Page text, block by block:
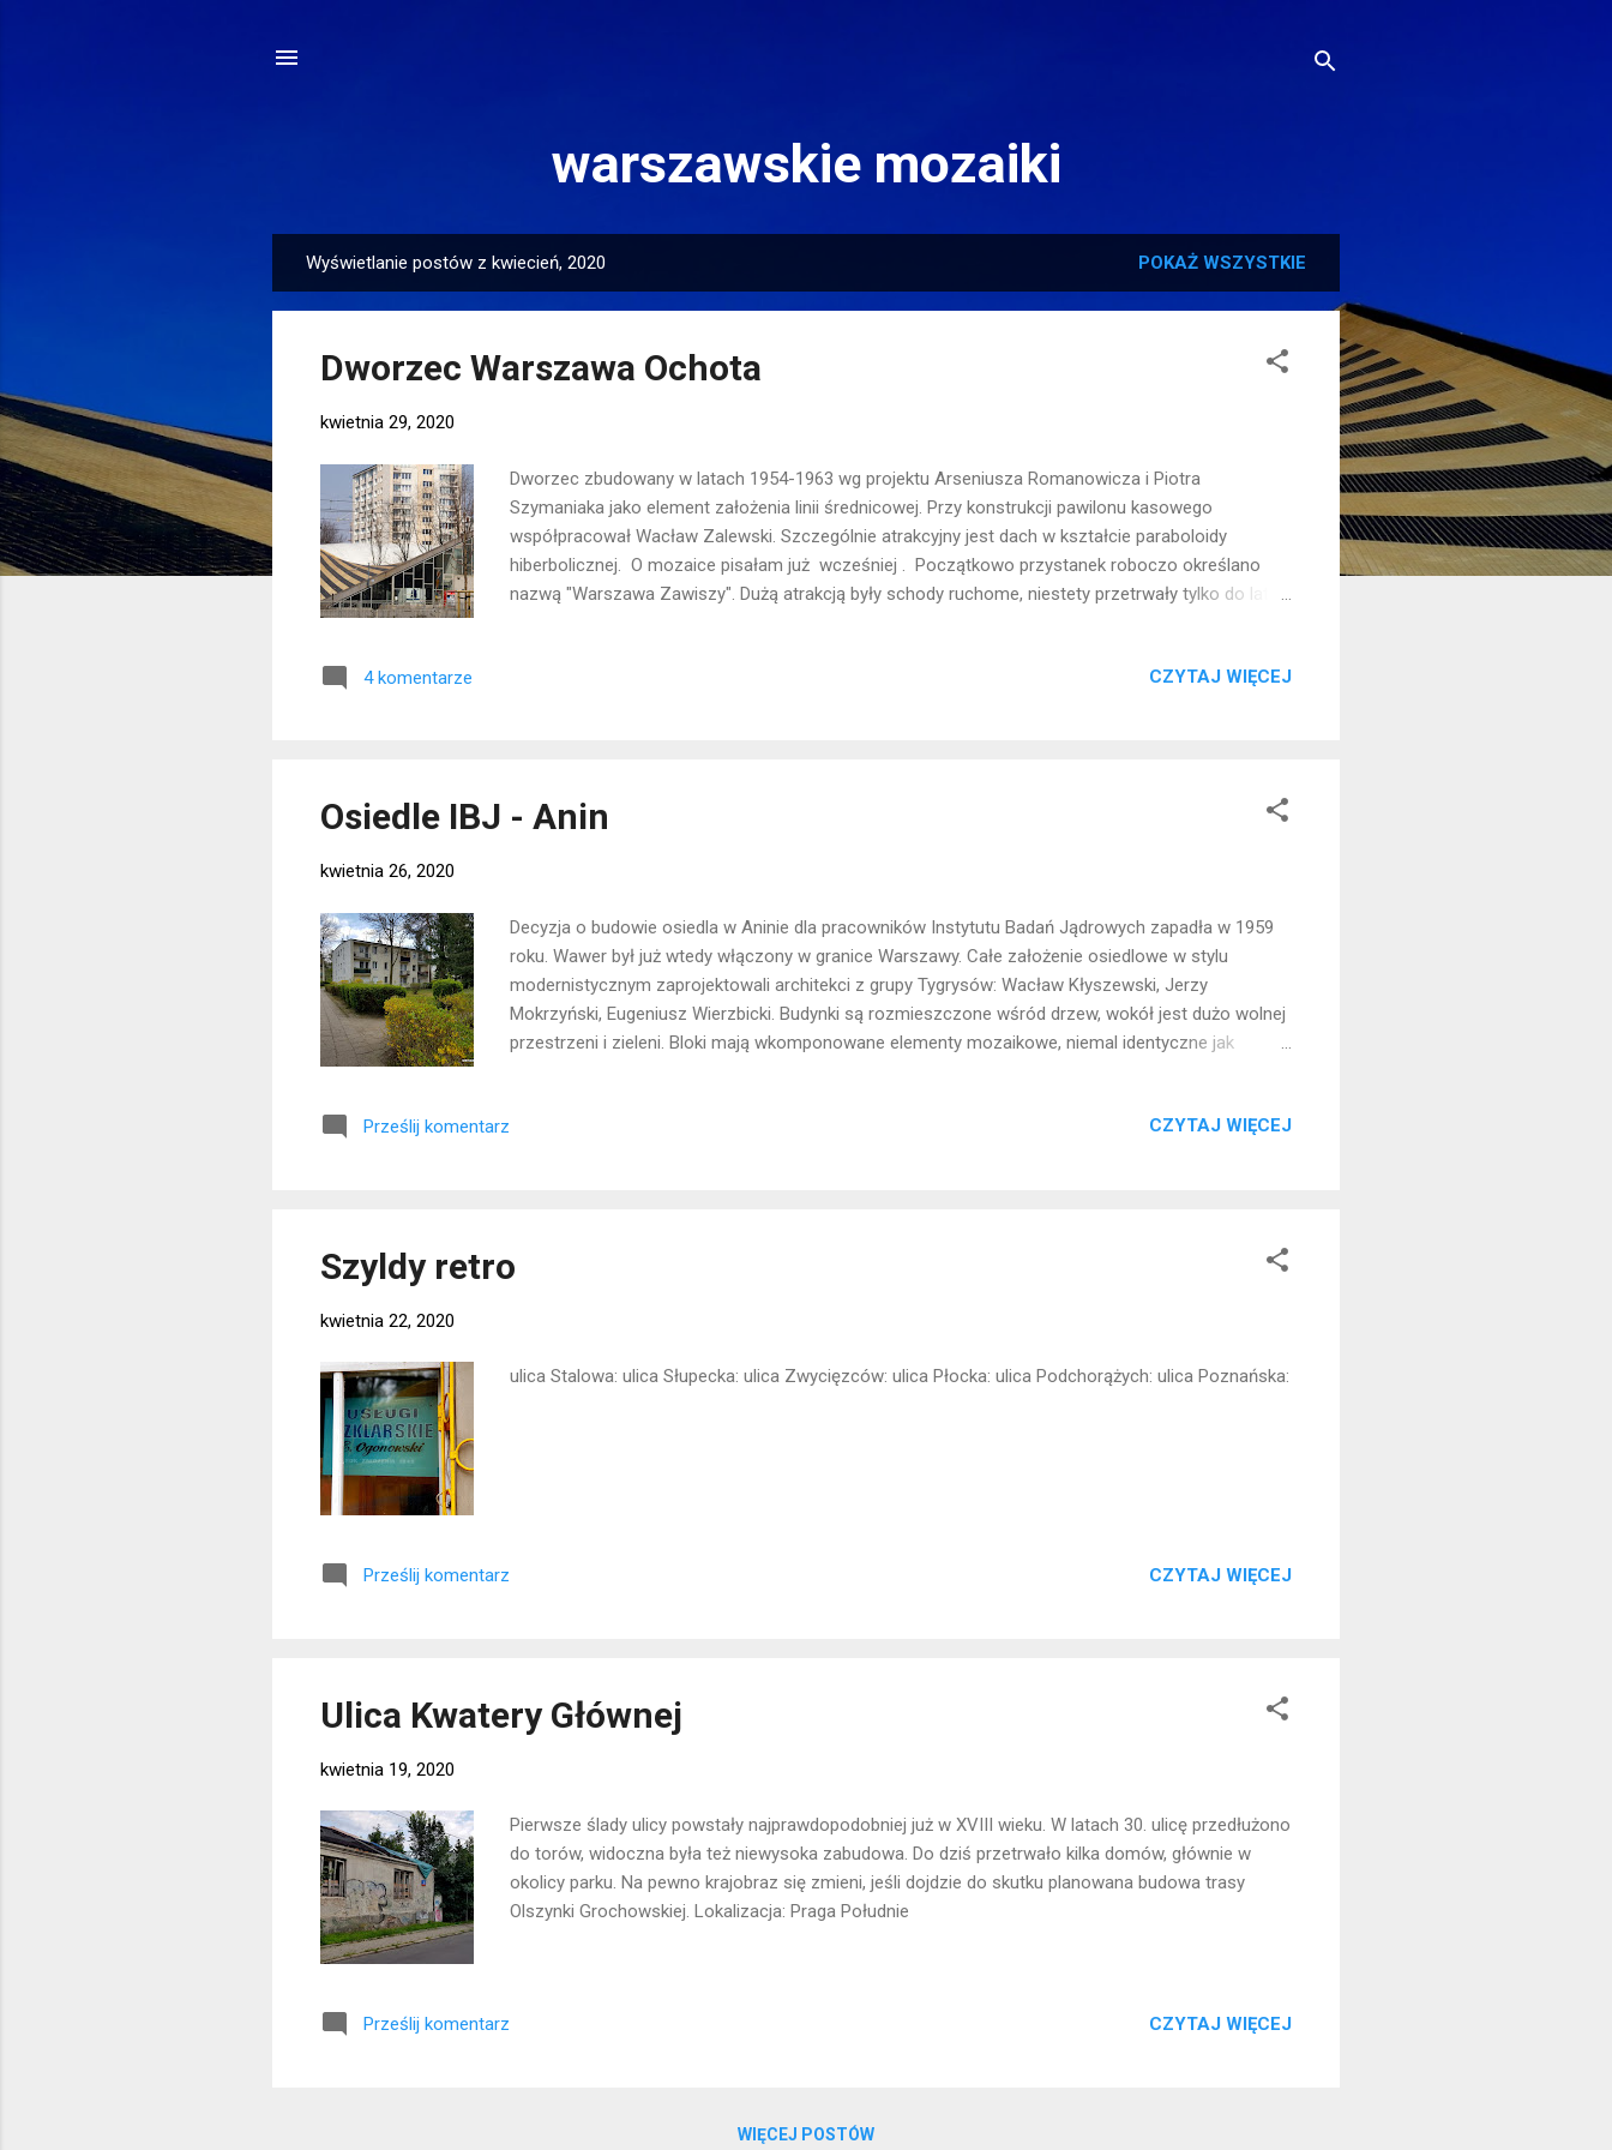
warszawskie mozaiki
o
Wyświetlanie postów z kwiecień, 2020 POKAŻ WSZYSTKIE
Dworzec Warszawa Ochota
kwietnia 29, 2020
Dworzec zbudowany w latach 1954-1963 wg projektu Arseniusza Romanowicza i Piotra
Szymaniaka jako element założenia linii średnicowej. Przy konstrukcji pawilonu kasowego
współpracował Wacław Zalewski. Szczególnie atrakcyjny jest dach w kształcie paraboloidy
hiberbolicznej. O mozaice pisałam już wcześniej . Początkowo przystanek roboczo określano
nazwą "Warszawa Zawiszy". Dużą atrakcją były schody ruchome, niestety przetrwały tylko do lat
4 komentarze
CZYTAJ WIĘCEJ
Osiedle IBJ - Anin
kwietnia 26, 2020
Decyzja o budowie osiedla w Aninie dla pracowników Instytutu Badań Jądrowych zapadła w 1959
roku. Wawer był już wtedy włączony w granice Warszawy. Całe założenie osiedlowe w stylu
modernistycznym zaprojektowali architekci z grupy Tygrysów: Wacław Kłyszewski, Jerzy
Mokrzyński, Eugeniusz Wierzbicki. Budynki są rozmieszczone wśród drzew, wokół jest dużo wolnej
przestrzeni i zieleni. Bloki mają wkomponowane elementy mozaikowe, niemal identyczne jak
Prześlij komentarz
CZYTAJ WIĘCEJ
Szyldy retro
kwietnia 22, 2020
ulica Stalowa: ulica Słupecka: ulica Zwycięzców: ulica Płocka: ulica Podchorążych: ulica Poznańska:
Prześlij komentarz CZYTAJ WIĘCEJ
Ulica Kwatery Głównej
kwietnia 19, 2020
Pierwsze ślady ulicy powstały najprawdopodobniej już w XVIII wieku. W latach 30. ulicę przedłużono
do torów, widoczna była też niewysoka zabudowa. Do dziś przetrwało kilka domów, głównie w
okolicy parku. Na pewno krajobraz się zmieni, jeśli dojdzie do skutku planowana budowa trasy
Olszynki Grochowskiej. Lokalizacja: Praga Południe
Prześlij komentarz CZYTAJ WIĘCEJ
WIĘCEJ POSTÓW